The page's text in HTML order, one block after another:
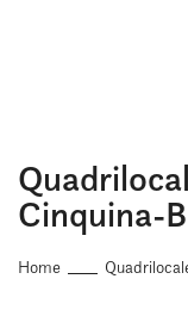
Cinquina-
Home